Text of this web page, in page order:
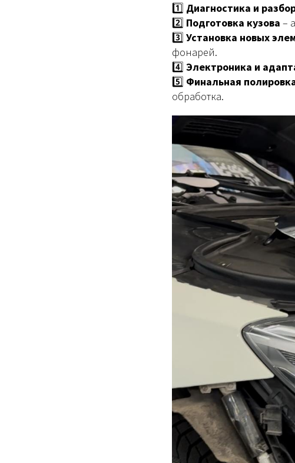
1️⃣ Диагностика и
2️⃣ Подготовка кузова –
3️⃣ Установка новых
фонарей.
4️⃣ Электроника и
5️⃣ Финальная
обработка.